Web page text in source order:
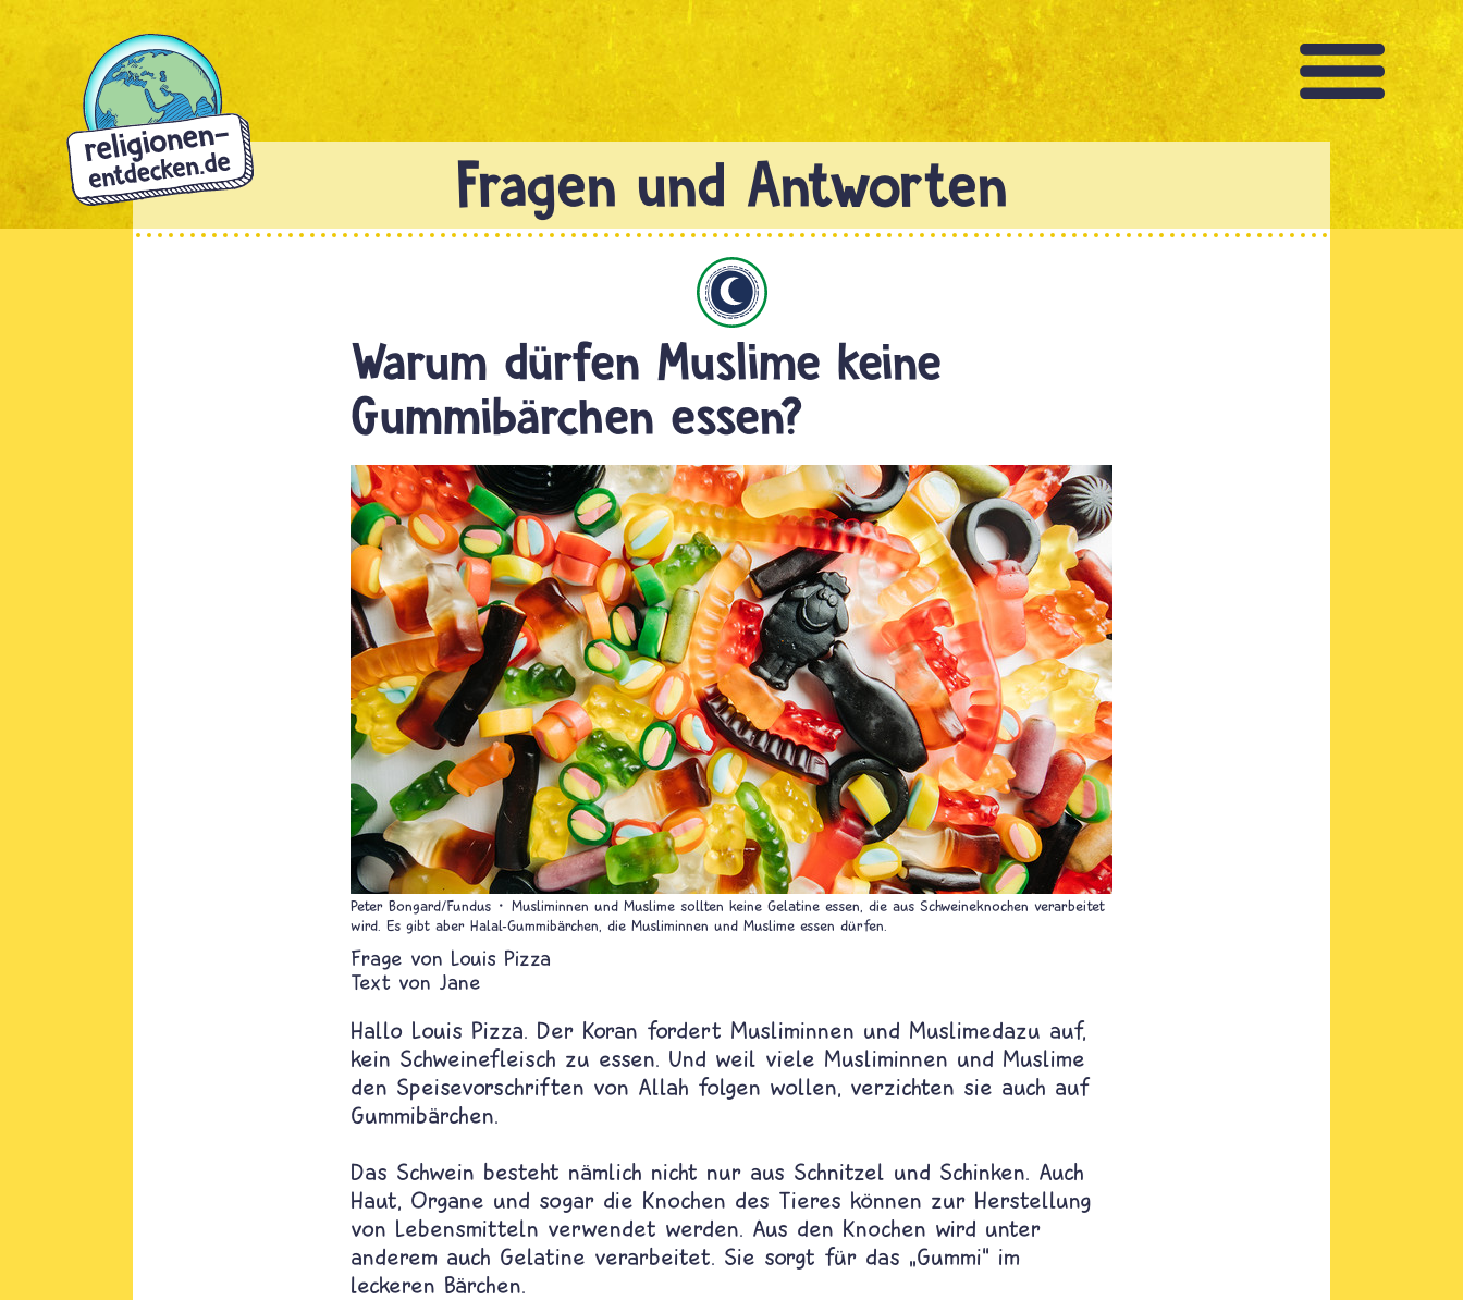
Direkt
Warum dürfen Muslime keine
Gummibärchen essen?
Peter Bongard/Fundus
Musliminnen und Muslime sollten keine Gelatine essen, die aus Schweineknochen verarbeitet
wird. Es gibt aber Halal-Gummibärchen, die Musliminnen und Muslime essen dürfen.
Louis Pizza
Text von Jane
Hallo Louis Pizza. Der Koran fordert Musliminnen und Muslimedazu auf,
kein Schweinefleisch zu essen. Und weil viele Musliminnen und Muslime
den Speisevorschriften von Allah folgen wollen, verzichten sie auch auf
Gummibärchen.
Das Schwein besteht nämlich nicht nur aus Schnitzel und Schinken. Auch
Haut, Organe und sogar die Knochen des Tieres können zur Herstellung
von Lebensmitteln verwendet werden. Aus den Knochen wird unter
anderem auch Gelatine verarbeitet. Sie sorgt für das „Gummi“ im
leckeren Bärchen.